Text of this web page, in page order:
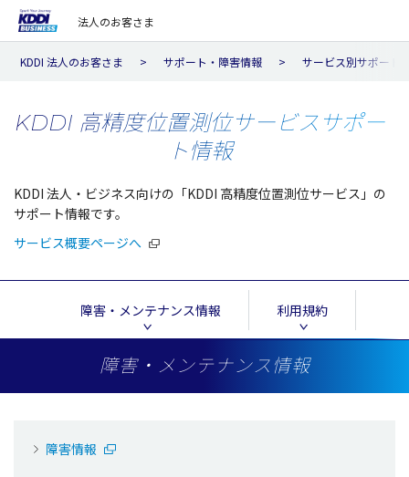
法人のお客さま
KDDI 法人のお客さま サポート・障害情報 サービス別サポート
KDDI 高精度位置測位サービスサポー
ト情報
KDDI 法人・ビジネス向けの「KDDI 高精度位置測位サービス」の
サポート情報です。
サービス概要ページへ
障害・メンテナンス情報 利用規約
障害・メンテナンス情報
障害情報